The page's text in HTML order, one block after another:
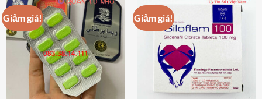
có
nhiều
biến
thể.
Các
tùy
chọn
có
nhiều
biến
tùy
chọn
có
Giảm giá! Giảm giá!